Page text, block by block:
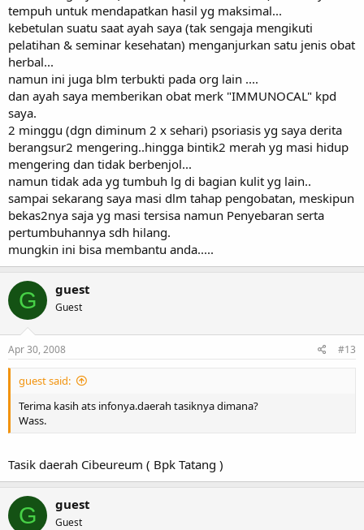
tempuh untuk mendapatkan hasil yg maksimal...
kebetulan suatu saat ayah saya (tak sengaja mengikuti
pelatihan & seminar kesehatan) menganjurkan satu jenis obat
herbal...
namun ini juga blm terbukti pada org lain ....
dan ayah saya memberikan obat merk "IMMUNOCAL" kpd
saya.
2 minggu (dgn diminum 2 x sehari) psoriasis yg saya derita
berangsur2 mengering..hingga bintik2 merah yg masi hidup
mengering dan tidak berbenjol...
namun tidak ada yg tumbuh lg di bagian kulit yg lain..
sampai sekarang saya masi dlm tahap pengobatan, meskipun
bekas2nya saja yg masi tersisa namun Penyebaran serta
pertumbuhannya sdh hilang.
mungkin ini bisa membantu anda.....
G guest
Guest
Apr 30, 2008 #13
guest said:
Terima kasih ats infonya.daerah tasiknya dimana?
Wass.
Tasik daerah Cibeureum ( Bpk Tatang )
G guest
Guest